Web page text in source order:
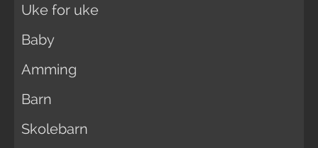
Uke for uke
Baby
Amming
Barn
Skolebarn